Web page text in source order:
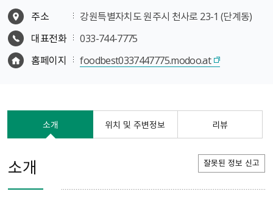
주소
강원특별자치도 원주시 천사로 23-1 (단계동)
대표전화
033-744-7775
홈페이지
foodbest0337447775.modoo.at
소개 위치 및 주변정보 리뷰
소개 잘못된 정보 신고